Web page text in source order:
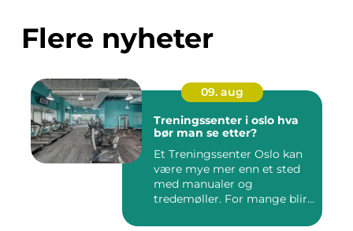
Flere nyheter
09. aug
Treningssenter i oslo hva
bør man se etter?
Et Treningssenter Oslo kan
være mye mer enn et sted
med manualer og
tredemøller. For mange blir